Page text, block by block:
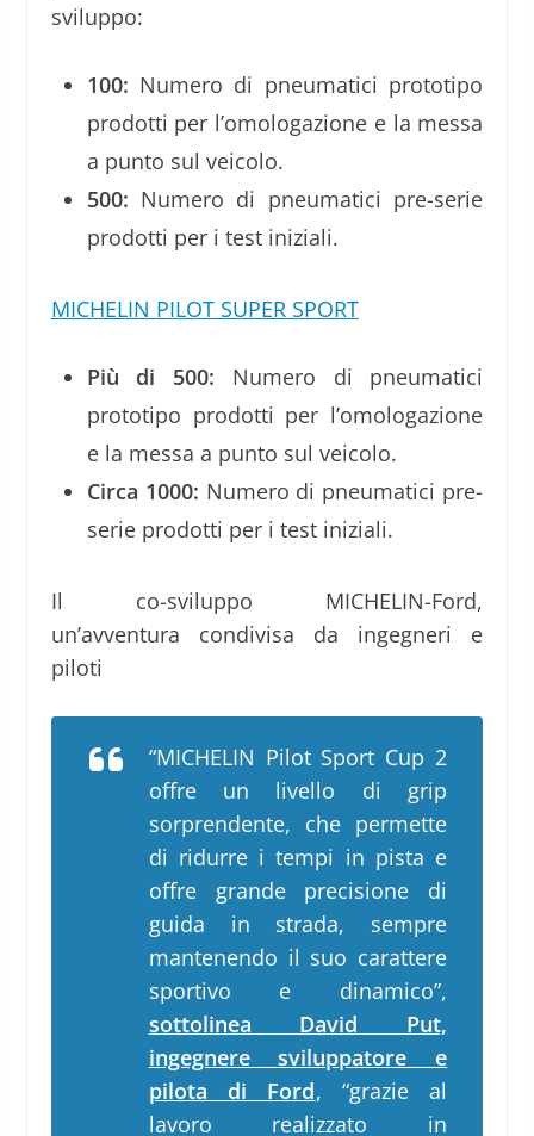
sviluppo:
100: Numero di pneumatici prototipo
prodotti per l’omologazione e la messa
a punto sul veicolo.
500: Numero di pneumatici pre-serie
prodotti per i test iniziali.
MICHELIN PILOT SUPER SPORT
Più di 500: Numero di pneumatici
prototipo prodotti per l’omologazione
e la messa a punto sul veicolo.
Circa 1000: Numero di pneumatici pre-
serie prodotti per i test iniziali.
Il co-sviluppo MICHELIN-Ford,
un’avventura condivisa da ingegneri e
piloti
“MICHELIN Pilot Sport Cup 2
offre un livello di grip
sorprendente, che permette
di ridurre i tempi in pista e
offre grande precisione di
guida in strada, sempre
mantenendo il suo carattere
sportivo e dinamico”,
sottolinea David Put,
ingegnere sviluppatore e
pilota di Ford, “grazie al
lavoro realizzato in